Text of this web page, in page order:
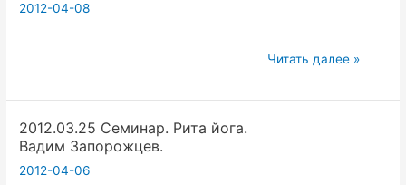
2012-04-08
2012_04_07
(1-
Читать далее »
2012.03.25 Семинар. Рита йога.
Вадим Запорожцев.
2012-04-06